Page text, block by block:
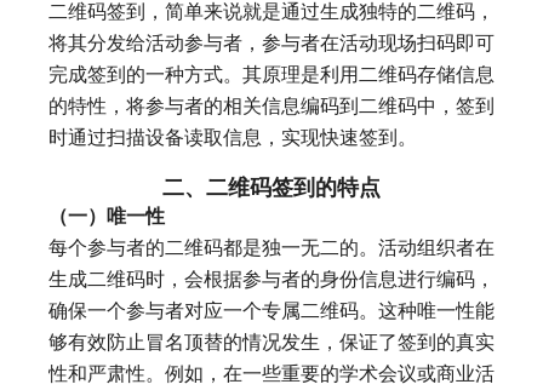
二维码签到，简单来说就是通过生成独特的二维码，
将其分发给活动参与者，参与者在活动现场扫码即可
完成签到的一种方式。其原理是利用二维码存储信息
的特性，将参与者的相关信息编码到二维码中，签到
时通过扫描设备读取信息，实现快速签到。
二、二维码签到的特点
（一）唯一性
每个参与者的二维码都是独一无二的。活动组织者在
生成二维码时，会根据参与者的身份信息进行编码，
确保一个参与者对应一个专属二维码。这种唯一性能
够有效防止冒名顶替的情况发生，保证了签到的真实
性和严肃性。例如，在一些重要的学术会议或商业活